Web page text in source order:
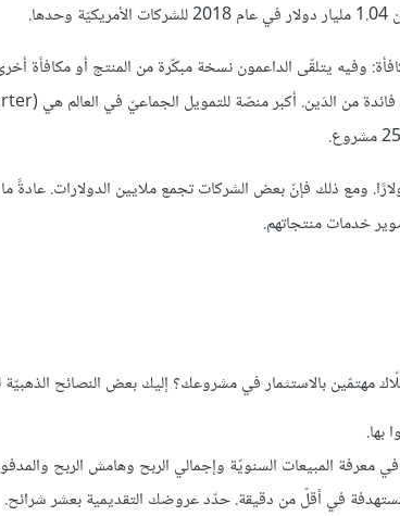
الأموال المجموعة من حملة التمويل الجماعيّ هو 818 دولارًا. ومع ذلك فإنّ بعض الشركات تجمع
خدمات منتجاتهم.
مهتمّين بالاستثمار في مشروعك؟ إليك بعض النصائح
بها.
المبيعات السنويّة وإجمالي الربح وهامش الربح
في أقلّ من دقيقة. حدّد عروضك التقديمية بعشر شرائح.